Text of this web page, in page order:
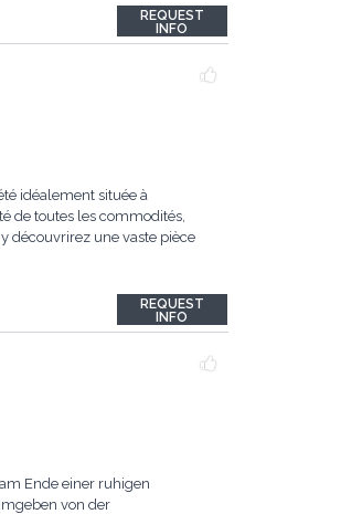
REQUEST
INFO
idéalement située à
de toutes les commodités,
découvrirez une vaste pièce
REQUEST
INFO
Ende einer ruhigen
von der